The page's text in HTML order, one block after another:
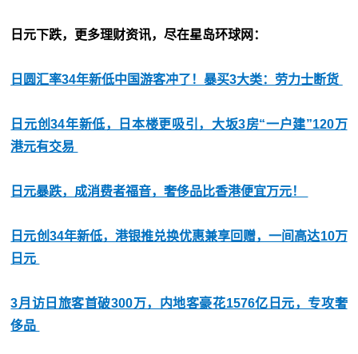
日元下跌，更多理财资讯，尽在星岛环球网：
日圆汇率34年新低中国游客冲了！暴买3大类：劳力士断货
日元创34年新低，日本楼更吸引，大坂3房“一户建”120万
港元有交易
日元暴跌，成消费者福音，奢侈品比香港便宜万元！
日元创34年新低，港银推兑换优惠兼享回赠，一间高达10万
日元
3月访日旅客首破300万，内地客豪花1576亿日元，专攻奢
侈品